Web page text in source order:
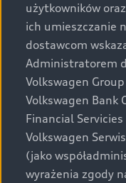
użytkowników
ich umieszczanie
dostawcom
Administratorem
Volkswagen
Volkswagen Bank
Financial
Volkswagen
(jako
wyrażenia zgody